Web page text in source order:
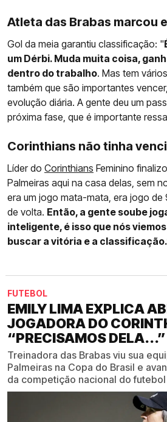
Atleta das Brabas marcou
Gol da meia garantiu classificação: "
um Dérbi. Muda muita coisa,
dentro do trabalho. Mas tem
também que são importantes
evolução diária. A gente deu um
próxima fase, que é importante
Corinthians não tinha
Líder do Corinthians Feminino
Palmeiras aqui na casa delas, sem
era um jogo mata-mata, era jogo de
de volta. Então, a gente soube
inteligente, é isso que nós
buscar a vitória e a
FUTEBOL
EMILY LIMA EXPLICA
JOGADORA DO
“PRECISAMOS DELA...”
Treinadora das Brabas viu sua
Palmeiras na Copa do Brasil e
da competição nacional do